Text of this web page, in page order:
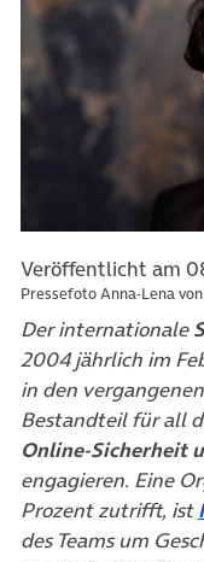
Veröffentlicht am
Pressefoto Anna-Lena
Der internationale
2004 jährlich im
in den
Bestandteil für all
Online-Sicherheit
engagieren. Eine
Prozent zutrifft, ist
des Teams um